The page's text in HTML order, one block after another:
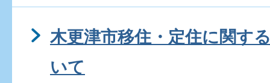
木更津市移住・定住に関す
いて